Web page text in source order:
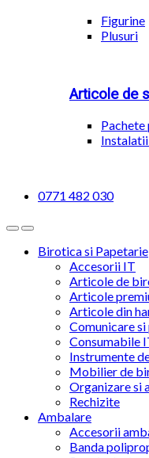
Figurine
Plusuri
Articole de
Instalatii
0771 482 030
Birotica si Papetarie
Accesorii IT
Articole de
Articole
Articole din
Comunicare
Consumabile
Instrumente
Mobilier de
Organizare si
Rechizite
Ambalare
Accesorii
Banda